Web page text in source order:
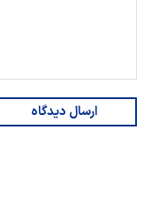
ارسال دیدگاه